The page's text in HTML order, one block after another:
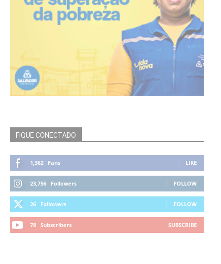
FIQUE CONECTADO
1,362 Fans LIKE
23,756 Followers FOLLOW
26 Followers FOLLOW
78 Subscribers SUBSCRIBE